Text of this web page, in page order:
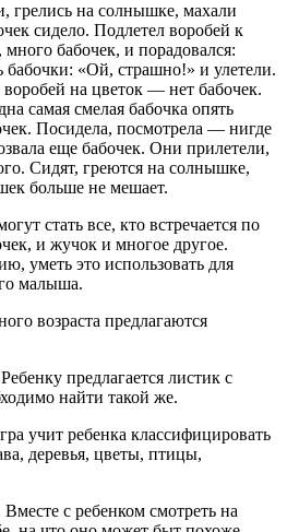
грелись на солнышке, махали
сидело. Подлетел воробей к
много бабочек, и порадовался:
«Ой, страшно!» и улетели.
на цветок — нет бабочек.
самая смелая бабочка опять
Посидела, посмотрела — нигде
еще бабочек. Они прилетели,
Сидят, греются на солнышке,
больше не мешает.
стать все, кто встречается по
и жучок и многое другое.
уметь это использовать для
малыша.
возраста предлагаются
Ребенку предлагается листик с
найти такой же.
учит ребенка классифицировать
деревья, цветы, птицы,
Вместе с ребенком смотреть на